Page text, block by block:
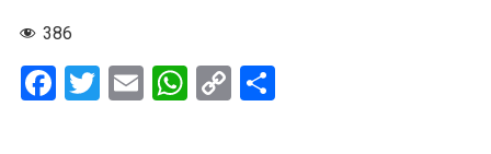
386
F
T
E
W C